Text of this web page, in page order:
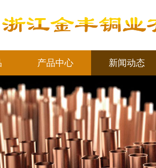
产品中心 新闻动态